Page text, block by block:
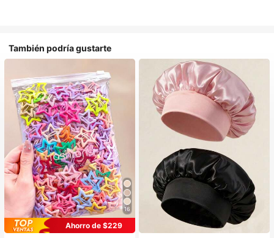
También podría gustarte
16
Ahorro de $229